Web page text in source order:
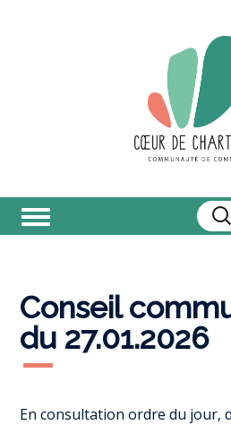
Conseil
du 27.01.2026
En consultation ordre du jour,